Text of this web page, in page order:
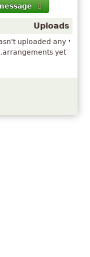
Uploads
uploaded any
arrangements yet.